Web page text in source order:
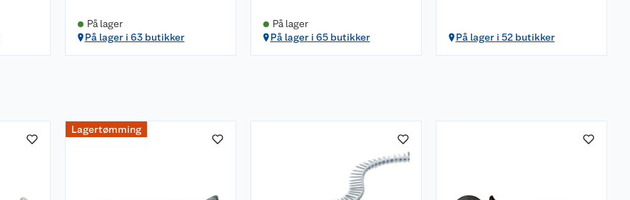
På lager
På lager i 63 butikker
På lager
På lager i 65 butikker
På lager i 52 butikker
Lagertømming